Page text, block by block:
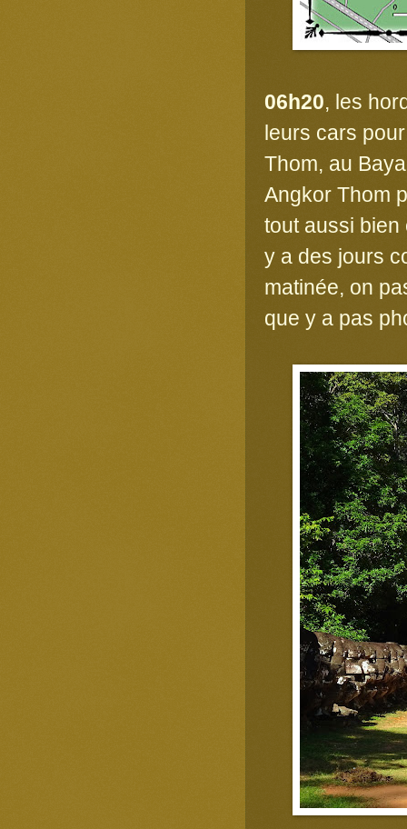
06h20, les
leurs cars
Thom, au
Angkor Thom
tout aussi bien
y a des jours
matinée, on
que y a pas